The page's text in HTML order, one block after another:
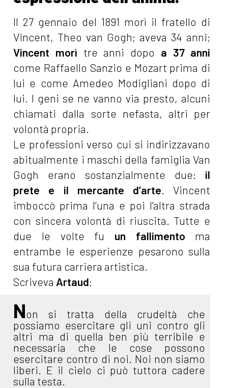
Il 27 gennaio del 1891 morì il fratello di
Vincent, Theo van Gogh; aveva 34 anni;
Vincent morì tre anni dopo a 37 anni
come Raffaello Sanzio e Mozart prima di
lui e come Amedeo Modigliani dopo di
lui. I geni se ne vanno via presto, alcuni
chiamati dalla sorte nefasta, altri per
volontà propria.
Le professioni verso cui si indirizzavano
abitualmente i maschi della famiglia Van
Gogh erano sostanzialmente due:
il
prete e il mercante d’arte . Vincent
imboccò prima l’una e poi l’altra strada
con sincera volontà di riuscita. Tutte e
due le volte fu un fallimento ma
entrambe le esperienze pesarono sulla
sua futura carriera artistica.
Scriveva Artaud:
Non si tratta della crudeltà che
possiamo esercitare gli uni contro gli
altri ma di quella ben più terribile e
necessaria che le cose possono
esercitare contro di noi. Noi non siamo
liberi. E il cielo ci può tuttora cadere
sulla testa.